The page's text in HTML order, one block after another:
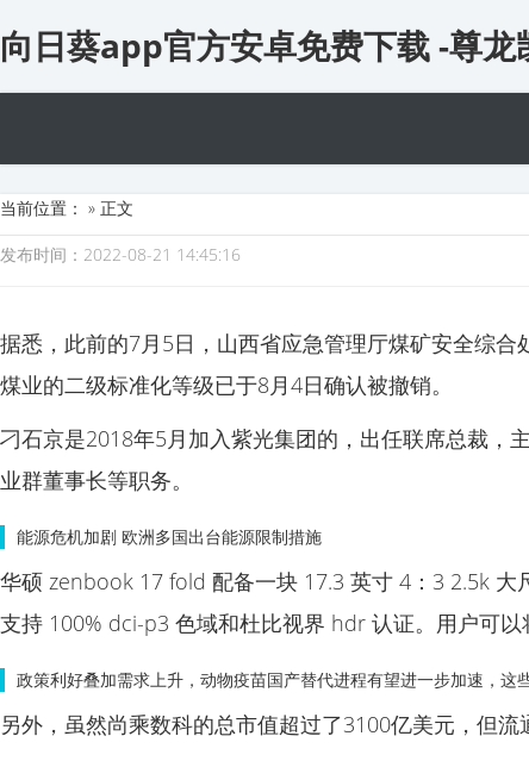
向日葵app官方安卓免费下载 -尊龙
当前位置： » 正文
发布时间：2022-08-21 14:45:16
据悉，此前的7月5日，山西省应急管理厅煤矿安全综
煤业的二级标准化等级已于8月4日确认被撤销。
刁石京是2018年5月加入紫光集团的，出任联席总裁，
业群董事长等职务。
能源危机加剧 欧洲多国出台能源限制措施
华硕 zenbook 17 fold 配备一块 17.3 英寸 4：3 2.5k 大
支持 100% dci-p3 色域和杜比视界 hdr 认证。用户可
政策利好叠加需求上升，动物疫苗国产替代进程有望进一步加速，这
另外，虽然尚乘数科的总市值超过了3100亿美元，但